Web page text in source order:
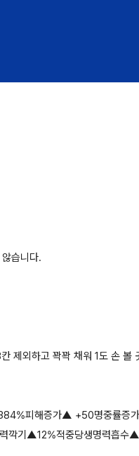
습니다.
제외하고 꽉꽉 채워 1도 손 볼
피해증가▲ +50명중률
기▲12%적중당생명력흡수